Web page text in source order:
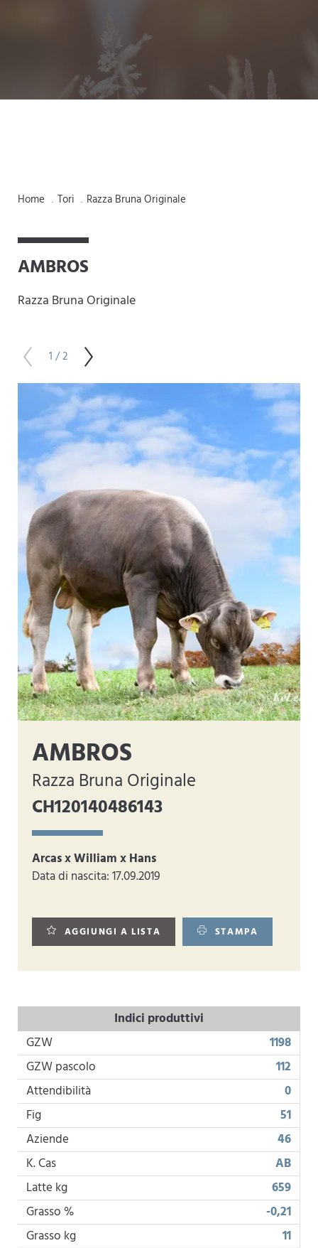
Home . Tori . Razza Bruna Originale
AMBROS
Razza Bruna Originale
AMBROS
Razza Bruna Originale
CH120140486143
Arcas x William x Hans
Data di nascita: 17.09.2019
AGGIUNGI A LISTA STAMPA
1 / 2
Indici produttivi
GZW
1198
GZW pascolo
112
Attendibilità
0
Fig
51
Aziende
46
K. Cas
AB
Latte kg
659
Grasso %
-0,21
Grasso kg
11